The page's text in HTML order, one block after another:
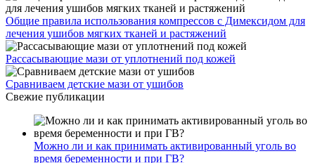
Общие правила использования компрессов с Димексидом для
лечения ушибов мягких тканей и растяжений
Рассасывающие мази от уплотнений под кожей
Сравниваем детские мази от ушибов
Свежие публикации
Можно ли и как принимать активированный уголь во
время беременности и при ГВ?